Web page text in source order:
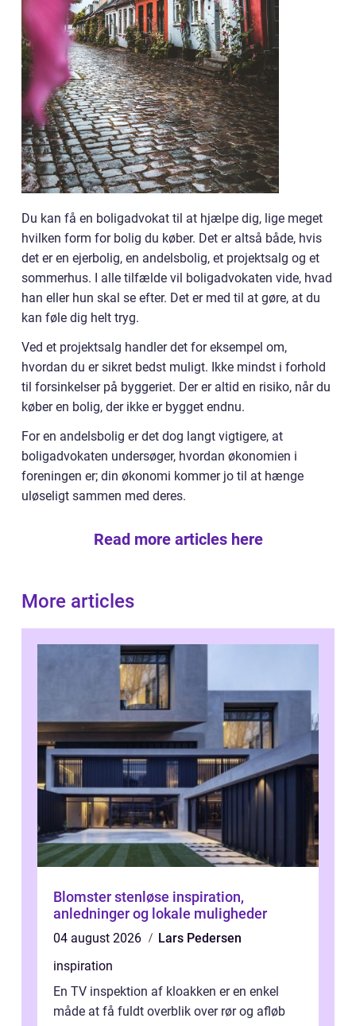
Du kan få en boligadvokat til at hjælpe dig, lige meget
hvilken form for bolig du køber. Det er altså både, hvis
det er en ejerbolig, en andelsbolig, et projektsalg og et
sommerhus. I alle tilfælde vil boligadvokaten vide, hvad
han eller hun skal se efter. Det er med til at gøre, at du
kan føle dig helt tryg.
Ved et projektsalg handler det for eksempel om,
hvordan du er sikret bedst muligt. Ikke mindst i forhold
til forsinkelser på byggeriet. Der er altid en risiko, når du
køber en bolig, der ikke er bygget endnu.
For en andelsbolig er det dog langt vigtigere, at
boligadvokaten undersøger, hvordan økonomien i
foreningen er; din økonomi kommer jo til at hænge
uløseligt sammen med deres.
Read more articles here
More articles
Blomster stenløse inspiration,
anledninger og lokale muligheder
04 august 2026
Lars Pedersen
inspiration
En TV inspektion af kloakken er en enkel
måde at få fuldt overblik over rør og afløb